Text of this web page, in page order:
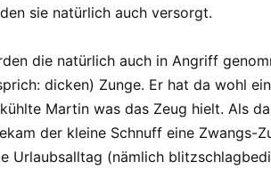
sie natürlich auch versorgt.
die natürlich auch in Angriff
dicken) Zunge. Er hat da wohl
Martin was das Zeug hielt. Als
der kleine Schnuff eine Zwangs-
Urlaubsalltag (nämlich